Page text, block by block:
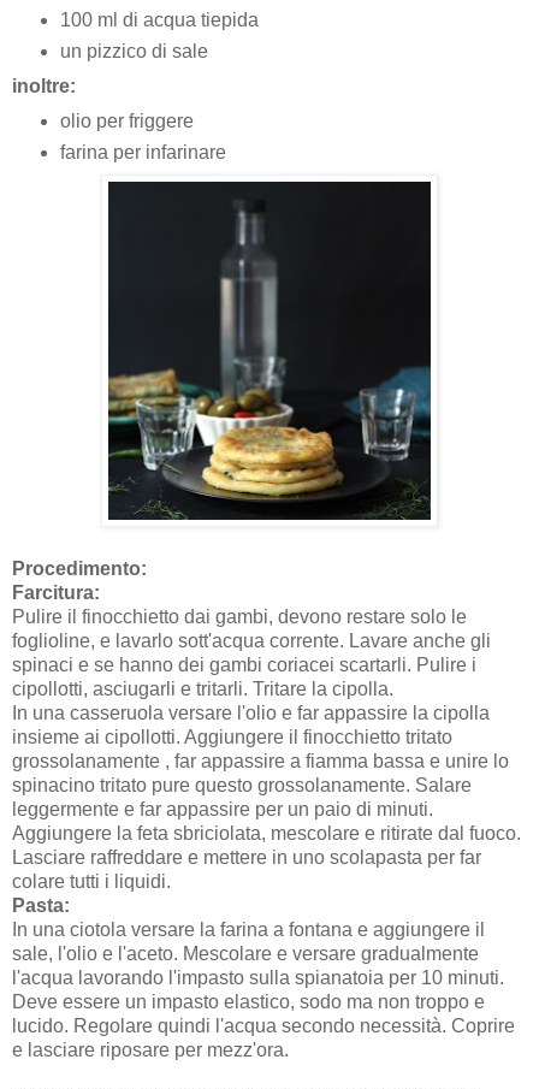
100 ml di acqua tiepida
un pizzico di sale
inoltre:
olio per friggere
farina per infarinare
Procedimento:
Farcitura:
Pulire il finocchietto dai gambi, devono restare solo le
foglioline, e lavarlo sott'acqua corrente. Lavare anche gli
spinaci e se hanno dei gambi coriacei scartarli. Pulire i
cipollotti, asciugarli e tritarli. Tritare la cipolla.
In una casseruola versare l'olio e far appassire la cipolla
insieme ai cipollotti. Aggiungere il finocchietto tritato
grossolanamente , far appassire a fiamma bassa e unire lo
spinacino tritato pure questo grossolanamente. Salare
leggermente e far appassire per un paio di minuti.
Aggiungere la feta sbriciolata, mescolare e ritirate dal fuoco.
Lasciare raffreddare e mettere in uno scolapasta per far
colare tutti i liquidi.
Pasta:
In una ciotola versare la farina a fontana e aggiungere il
sale, l'olio e l'aceto. Mescolare e versare gradualmente
l'acqua lavorando l'impasto sulla spianatoia per 10 minuti.
Deve essere un impasto elastico, sodo ma non troppo e
lucido. Regolare quindi l'acqua secondo necessità. Coprire
e lasciare riposare per mezz'ora.